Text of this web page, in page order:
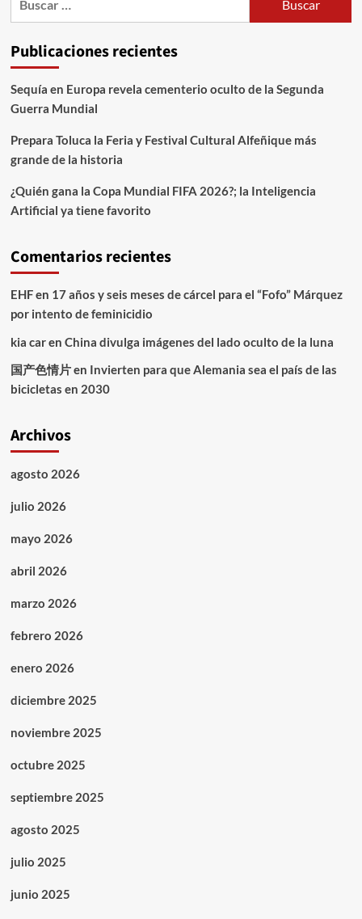
Publicaciones recientes
Sequía en Europa revela cementerio oculto de la Segunda
Guerra Mundial
Prepara Toluca la Feria y Festival Cultural Alfeñique más
grande de la historia
¿Quién gana la Copa Mundial FIFA 2026?; la Inteligencia
Artificial ya tiene favorito
Comentarios recientes
EHFen 17 años y seis meses de cárcel para el “Fofo” Márquez
por intento de feminicidio
kia caren China divulga imágenes del lado oculto de la luna
国产色情片en Invierten para que Alemania sea el país de las
bicicletas en 2030
Archivos
agosto 2026
julio 2026
mayo 2026
abril 2026
marzo 2026
febrero 2026
enero 2026
diciembre 2025
noviembre 2025
octubre 2025
septiembre 2025
agosto 2025
julio 2025
junio 2025